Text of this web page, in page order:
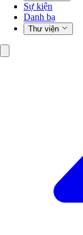
Sự kiện
Danh bạ
Thư viện